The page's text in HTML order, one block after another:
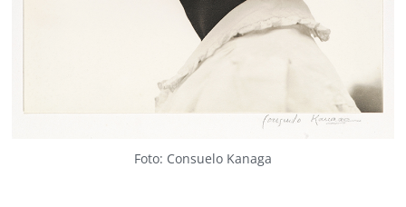
Foto: Consuelo Kanaga